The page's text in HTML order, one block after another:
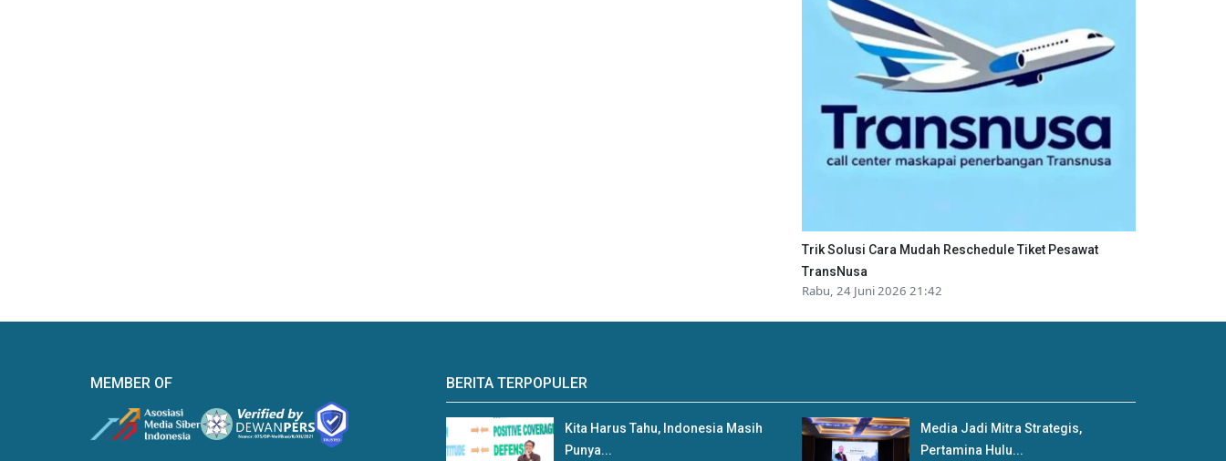
Trik Solusi Cara Mudah Reschedule Tiket Pesawat
TransNusa
Rabu, 24 Juni 2026 21:42
MEMBER OF BERITA TERPOPULER
Kita Harus Tahu, Indonesia Masih
Punya...
Media Jadi Mitra Strategis,
Pertamina Hulu...